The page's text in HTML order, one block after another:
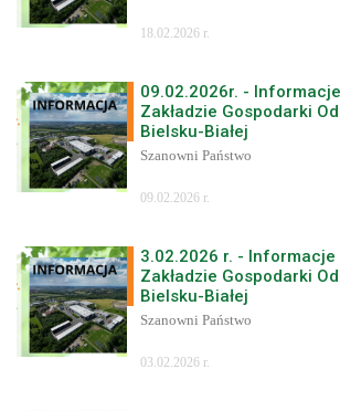
18.02.2026 r.
09.02.2026r. -
Zakładzie Gospodarki
Bielsku-Białej
Szanowni Państwo
09.02.2026 r.
3.02.2026 r. -
Zakładzie Gospodarki
Bielsku-Białej
Szanowni Państwo
03.02.2026 r.